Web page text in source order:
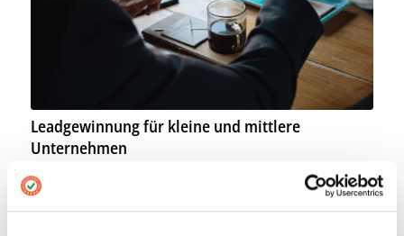
Leadgewinnung für kleine und mittlere
Unternehmen
Die Leadgewinnung ist eine wichtige Voraussetzung für